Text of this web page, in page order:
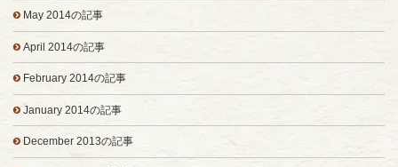
May 2014の記事
April 2014の記事
February 2014の記事
January 2014の記事
December 2013の記事